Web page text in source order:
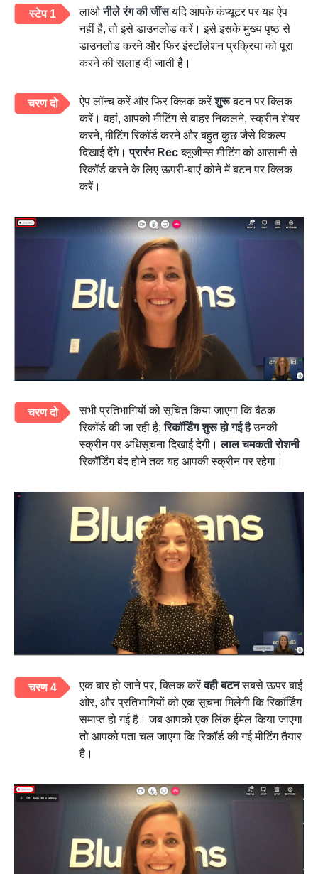
स्टेप 1 लाओनीले रंग की जींसयदि आपके कंप्यूटर पर यह ऐप
नहीं है, तो इसे डाउनलोड करें। इसे इसके मुख्य पृष्ठ से
डाउनलोड करने और फिर इंस्टॉलेशन प्रक्रिया को पूरा
करने की सलाह दी जाती है।
चरण दो ऐप लॉन्च करें और फिर क्लिक करेंशुरूबटन पर क्लिक
करें। वहां, आपको मीटिंग से बाहर निकलने, स्क्रीन शेयर
करने, मीटिंग रिकॉर्ड करने और बहुत कुछ जैसे विकल्प
दिखाई देंगे।प्रारंभ Recब्लूजीन्स मीटिंग को आसानी से
रिकॉर्ड करने के लिए ऊपरी-बाएं कोने में बटन पर क्लिक
करें।
चरण दो
सभी प्रतिभागियों को सूचित किया जाएगा कि बैठक
रिकॉर्ड की जा रही है;रिकॉर्डिंग शुरू हो गई हैउनकी
स्क्रीन पर अधिसूचना दिखाई देगी।लाल चमकती रोशनी
रिकॉर्डिंग बंद होने तक यह आपकी स्क्रीन पर रहेगा।
चरण 4 एक बार हो जाने पर, क्लिक करेंवही बटनसबसे ऊपर बाईं
ओर, और प्रतिभागियों को एक सूचना मिलेगी कि रिकॉर्डिंग
समाप्त हो गई है। जब आपको एक लिंक ईमेल किया जाएगा
तो आपको पता चल जाएगा कि रिकॉर्ड की गई मीटिंग तैयार
है।